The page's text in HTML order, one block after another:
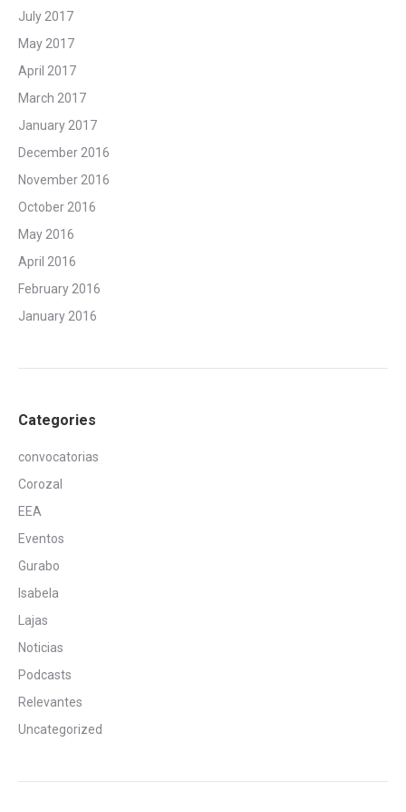
July 2017
May 2017
April 2017
March 2017
January 2017
December 2016
November 2016
October 2016
May 2016
April 2016
February 2016
January 2016
Categories
convocatorias
Corozal
EEA
Eventos
Gurabo
Isabela
Lajas
Noticias
Podcasts
Relevantes
Uncategorized